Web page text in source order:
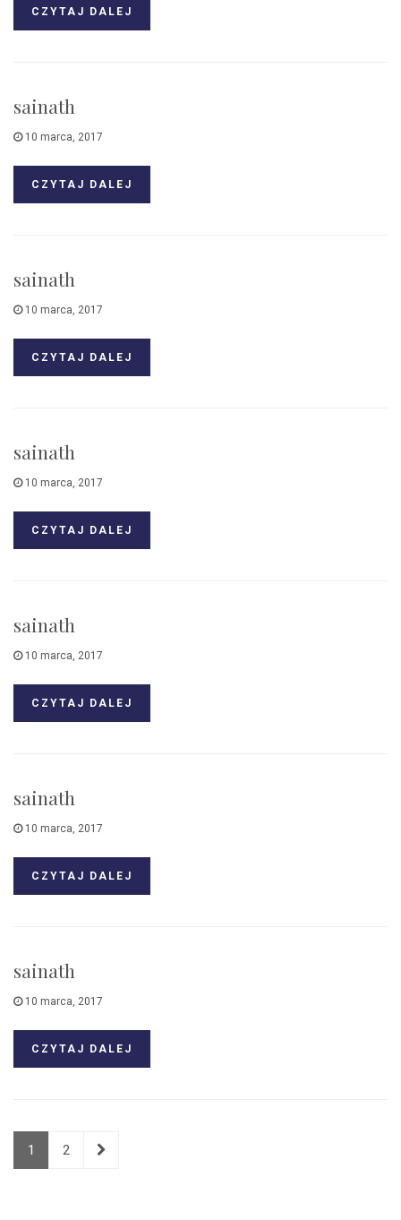
CZYTAJ DALEJ
sainath
10 marca, 2017
CZYTAJ DALEJ
sainath
10 marca, 2017
CZYTAJ DALEJ
sainath
10 marca, 2017
CZYTAJ DALEJ
sainath
10 marca, 2017
CZYTAJ DALEJ
sainath
10 marca, 2017
CZYTAJ DALEJ
sainath
10 marca, 2017
CZYTAJ DALEJ
Nawigacja
1 2